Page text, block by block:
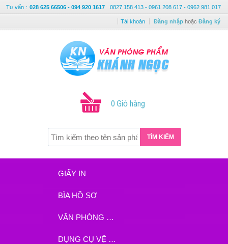
Tư vấn : 028 625 66506 - 094 920 1617 0827 158 413 - 0961 208 617 - 0962 981 017
Tài khoản Đăng nhập hoặc Đăng ký
0 Giỏ hàng
TÌM KIẾM
GIẤY IN
BÌA HỒ SƠ
VĂN PHÒNG PHẨM
DỤNG CỤ VỆ SINH